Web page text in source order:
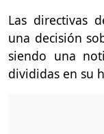
Las directivas
una decisión
siendo una
divididas en su